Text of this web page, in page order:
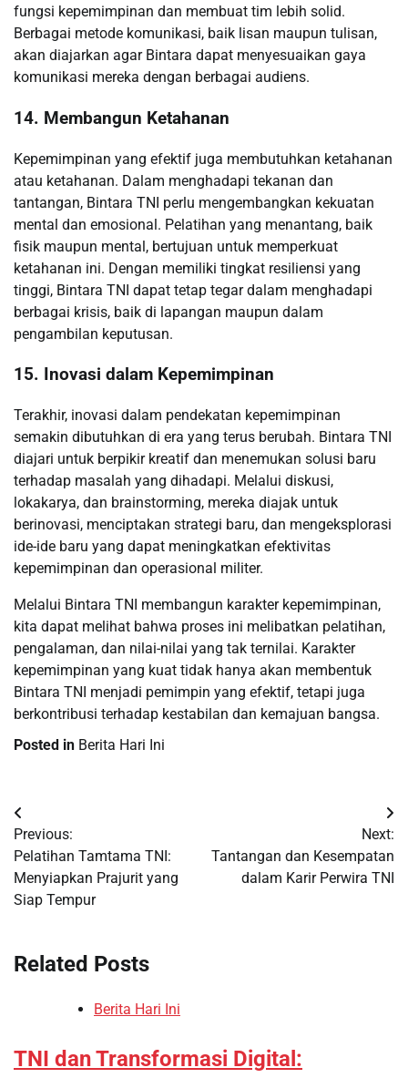
fungsi kepemimpinan dan membuat tim lebih solid.
Berbagai metode komunikasi, baik lisan maupun tulisan,
akan diajarkan agar Bintara dapat menyesuaikan gaya
komunikasi mereka dengan berbagai audiens.
14. Membangun Ketahanan
Kepemimpinan yang efektif juga membutuhkan ketahanan
atau ketahanan. Dalam menghadapi tekanan dan
tantangan, Bintara TNI perlu mengembangkan kekuatan
mental dan emosional. Pelatihan yang menantang, baik
fisik maupun mental, bertujuan untuk memperkuat
ketahanan ini. Dengan memiliki tingkat resiliensi yang
tinggi, Bintara TNI dapat tetap tegar dalam menghadapi
berbagai krisis, baik di lapangan maupun dalam
pengambilan keputusan.
15. Inovasi dalam Kepemimpinan
Terakhir, inovasi dalam pendekatan kepemimpinan
semakin dibutuhkan di era yang terus berubah. Bintara TNI
diajari untuk berpikir kreatif dan menemukan solusi baru
terhadap masalah yang dihadapi. Melalui diskusi,
lokakarya, dan brainstorming, mereka diajak untuk
berinovasi, menciptakan strategi baru, dan mengeksplorasi
ide-ide baru yang dapat meningkatkan efektivitas
kepemimpinan dan operasional militer.
Melalui Bintara TNI membangun karakter kepemimpinan,
kita dapat melihat bahwa proses ini melibatkan pelatihan,
pengalaman, dan nilai-nilai yang tak ternilai. Karakter
kepemimpinan yang kuat tidak hanya akan membentuk
Bintara TNI menjadi pemimpin yang efektif, tetapi juga
berkontribusi terhadap kestabilan dan kemajuan bangsa.
Posted in Berita Hari Ini
Post
navigation
Previous:
Pelatihan Tamtama TNI:
Menyiapkan Prajurit yang
Siap Tempur
Next:
Tantangan dan Kesempatan
dalam Karir Perwira TNI
Related Posts
Berita Hari Ini
TNI dan Transformasi Digital: